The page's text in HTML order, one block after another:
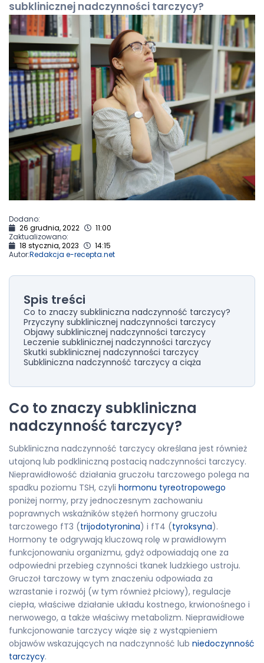
subklinicznej nadczynności tarczycy?
Dodano:
26 grudnia, 2022
11:00
Zaktualizowano:
18 stycznia, 2023
14:15
Autor:Redakcja e-recepta.net
Spis treści
Co to znaczy subkliniczna nadczynność tarczycy?
Przyczyny subklinicznej nadczynności tarczycy
Objawy subklinicznej nadczynności tarczycy
Leczenie subklinicznej nadczynności tarczycy
Skutki subklinicznej nadczynności tarczycy
Subkliniczna nadczynność tarczycy a ciąża
Co to znaczy subkliniczna
nadczynność tarczycy?
Subkliniczna nadczynność tarczycy określana jest również
utajoną lub podkliniczną postacią nadczynności tarczycy.
Nieprawidłowość działania gruczołu tarczowego polega na
spadku poziomu TSH, czyli hormonu tyreotropowego
poniżej normy, przy jednoczesnym zachowaniu
poprawnych wskaźników stężeń hormony gruczołu
tarczowego fT3 (trijodotyronina) i fT4 (tyroksyna).
Hormony te odgrywają kluczową rolę w prawidłowym
funkcjonowaniu organizmu, gdyż odpowiadają one za
odpowiedni przebieg czynności tkanek ludzkiego ustroju.
Gruczoł tarczowy w tym znaczeniu odpowiada za
wzrastanie i rozwój (w tym również płciowy), regulacje
ciepła, właściwe działanie układu kostnego, krwionośnego i
nerwowego, a także właściwy metabolizm. Nieprawidłowe
funkcjonowanie tarczycy wiąże się z wystąpieniem
objawów wskazujących na nadczynność lub niedoczynność
tarczycy.